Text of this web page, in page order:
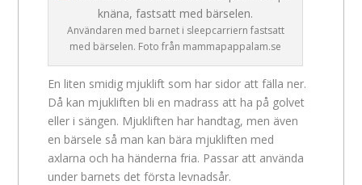
Användaren med barnet i sleepcarriern fastsatt
med bärselen. Foto från mammapappalam.se
En liten smidig mjuklift som har sidor att fälla ner.
Då kan mjukliften bli en madrass att ha på golvet
eller i sängen. Mjukliften har handtag, men även
en bärsele så man kan bära mjukliften med
axlarna och ha händerna fria. Passar att använda
under barnets det första levnadsår.